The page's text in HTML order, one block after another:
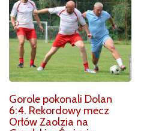
Gorole pokonali Dolan
6:4. Rekordowy mecz
Orłów Zaolzia na